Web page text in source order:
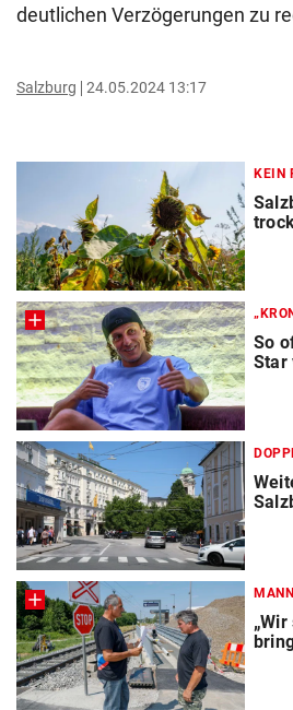
deutlichen Verzögerungen zu
Salzburg 24.05.2024 13:17
KEIN
So
Star